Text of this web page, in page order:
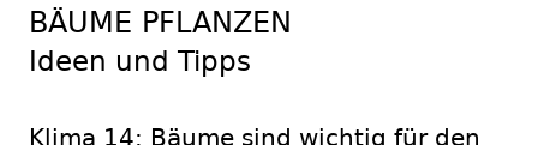
BÄUME PFLANZEN
Ideen und Tipps
Klima 14: Bäume sind wichtig für den